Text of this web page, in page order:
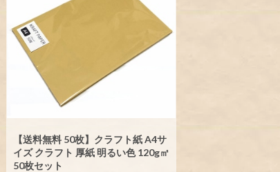
【送料無料 50枚】クラフト紙 A4サ
イズ クラフト 厚紙 明るい色 120g㎡
50枚セット